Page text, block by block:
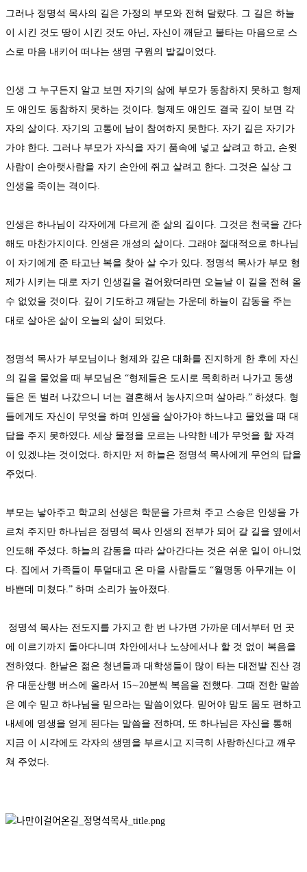
그러나 정명석 목사의 길은 가정의 부모와 전혀 달랐다. 그 길은 하늘
이 시킨 것도 땅이 시킨 것도 아닌, 자신이 깨닫고 불타는 마음으로 스
스로 마음 내키어 떠나는 생명 구원의 발길이었다.
인생 그 누구든지 알고 보면 자기의 삶에 부모가 동참하지 못하고 형제
도 애인도 동참하지 못하는 것이다. 형제도 애인도 결국 깊이 보면 각
자의 삶이다. 자기의 고통에 남이 참여하지 못한다. 자기 길은 자기가
가야 한다. 그러나 부모가 자식을 자기 품속에 넣고 살려고 하고, 손윗
사람이 손아랫사람을 자기 손안에 쥐고 살려고 한다. 그것은 실상 그
인생을 죽이는 격이다.
인생은 하나님이 각자에게 다르게 준 삶의 길이다. 그것은 천국을 간다
해도 마찬가지이다. 인생은 개성의 삶이다. 그래야 절대적으로 하나님
이 자기에게 준 타고난 복을 찾아 살 수가 있다. 정명석 목사가 부모 형
제가 시키는 대로 자기 인생길을 걸어왔더라면 오늘날 이 길을 전혀 올
수 없었을 것이다. 깊이 기도하고 깨닫는 가운데 하늘이 감동을 주는
대로 살아온 삶이 오늘의 삶이 되었다.
정명석 목사가 부모님이나 형제와 깊은 대화를 진지하게 한 후에 자신
의 길을 물었을 때 부모님은 “형제들은 도시로 목회하러 나가고 동생
들은 돈 벌러 나갔으니 너는 결혼해서 농사지으며 살아라.” 하셨다. 형
들에게도 자신이 무엇을 하며 인생을 살아가야 하느냐고 물었을 때 대
답을 주지 못하였다. 세상 물정을 모르는 나약한 네가 무엇을 할 자격
이 있겠냐는 것이었다. 하지만 저 하늘은 정명석 목사에게 무언의 답을
주었다.
부모는 낳아주고 학교의 선생은 학문을 가르쳐 주고 스승은 인생을 가
르쳐 주지만 하나님은 정명석 목사 인생의 전부가 되어 갈 길을 옆에서
인도해 주셨다. 하늘의 감동을 따라 살아간다는 것은 쉬운 일이 아니었
다. 집에서 가족들이 투덜대고 온 마을 사람들도 “월명동 아무개는 이
바쁜데 미쳤다.” 하며 소리가 높아졌다.
정명석 목사는 전도지를 가지고 한 번 나가면 가까운 데서부터 먼 곳
에 이르기까지 돌아다니며 차안에서나 노상에서나 할 것 없이 복음을
전하였다. 한날은 젊은 청년들과 대학생들이 많이 타는 대전발 진산 경
유 대둔산행 버스에 올라서 15∼20분씩 복음을 전했다. 그때 전한 말씀
은 예수 믿고 하나님을 믿으라는 말씀이었다. 믿어야 맘도 몸도 편하고
내세에 영생을 얻게 된다는 말씀을 전하며, 또 하나님은 자신을 통해
지금 이 시각에도 각자의 생명을 부르시고 지극히 사랑하신다고 깨우
쳐 주었다.